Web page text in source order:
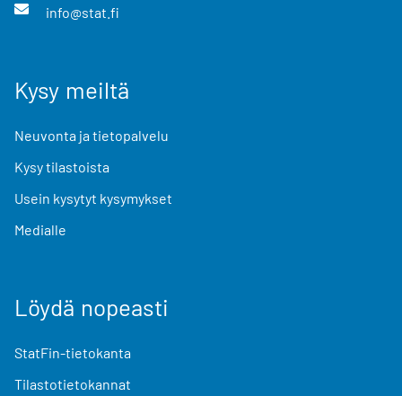
info@stat.fi
Kysy meiltä
Neuvonta ja tietopalvelu
Kysy tilastoista
Usein kysytyt kysymykset
Medialle
Löydä nopeasti
StatFin-tietokanta
Tilastotietokannat